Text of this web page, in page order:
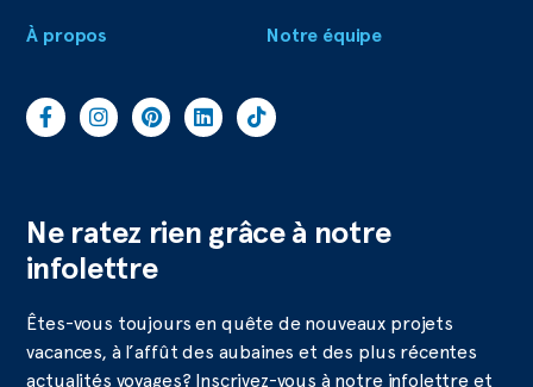
À propos Notre équipe
Ne ratez rien grâce à notre
infolettre
Êtes-vous toujours en quête de nouveaux projets
vacances, à l’affût des aubaines et des plus récentes
actualités voyages? Inscrivez-vous à notre infolettre et